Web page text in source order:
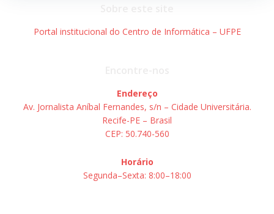
Portal institucional do Centro de Informática – UFPE
Endereço
Av. Jornalista Aníbal Fernandes, s/n – Cidade Universitária.
Recife-PE – Brasil
CEP: 50.740-560
Horário
Segunda–Sexta: 8:00–18:00